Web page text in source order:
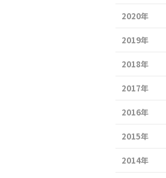
2020年
2019年
2018年
2017年
2016年
2015年
2014年